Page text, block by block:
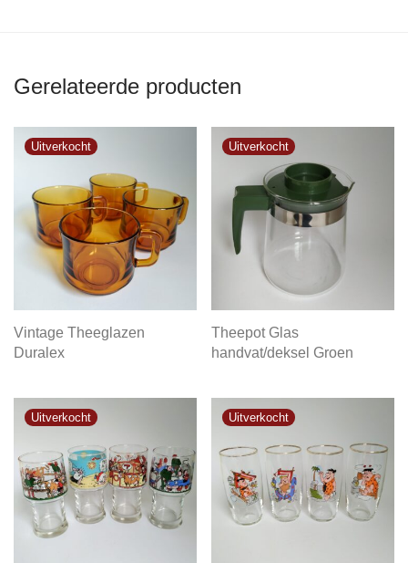
Gerelateerde producten
Vintage Theeglazen
Duralex
Theepot Glas
handvat/deksel Groen